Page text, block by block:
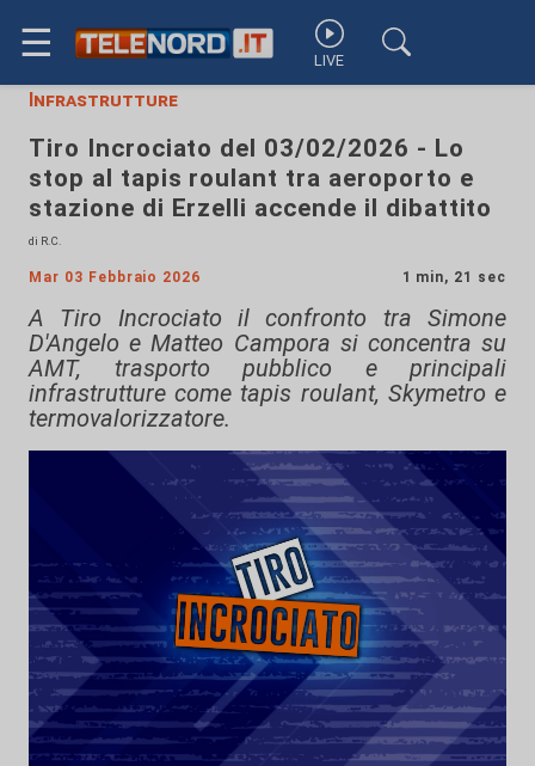
☰ LIVE
Infrastrutture
Tiro Incrociato del 03/02/2026 - Lo
stop al tapis roulant tra aeroporto e
stazione di Erzelli accende il dibattito
di R.C.
Mar 03 Febbraio 2026 1 min, 21 sec
A Tiro Incrociato il confronto tra Simone
D'Angelo e Matteo Campora si concentra su
AMT, trasporto pubblico e principali
infrastrutture come tapis roulant, Skymetro e
termovalorizzatore.